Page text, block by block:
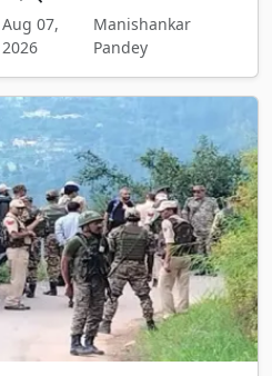
Aug 07,
2026
Manishankar
Pandey